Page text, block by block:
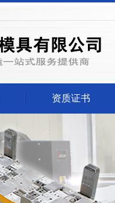
资质证书